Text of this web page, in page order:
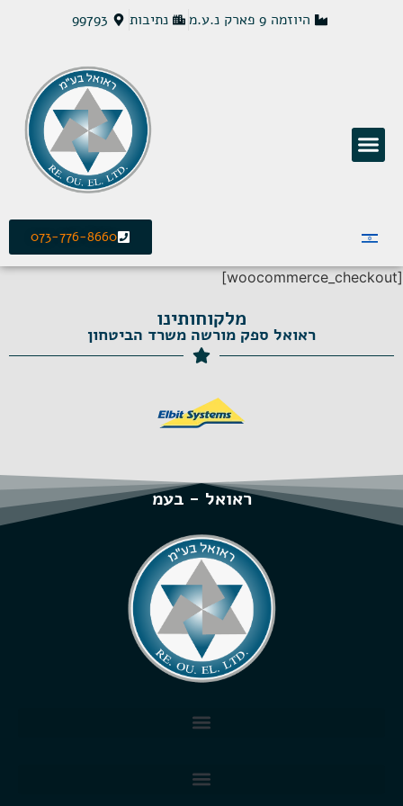
היוזמה 9 פארק נ.ע.מ נתיבות 99793
073-776-8660
[woocommerce_checkout]
מלקוחותינו
ראואל ספק מורשה משרד הביטחון
ראואל - בעמ